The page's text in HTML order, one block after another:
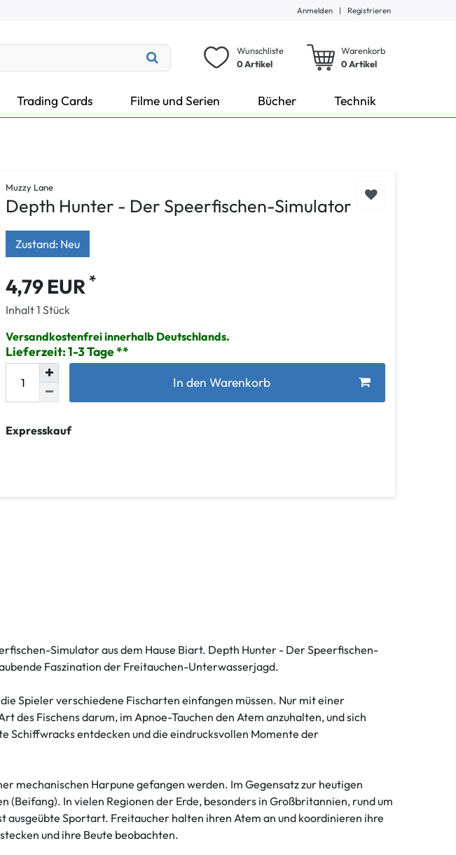
Anmelden | Registrieren
Wunschliste
0 Artikel
Warenkorb
0Artikel
Trading Cards Filme und Serien Bücher Technik
Muzzy Lane
Depth Hunter - Der Speerfischen-Simulator
Zustand: Neu
4,79 EUR *
Inhalt1 Stück
Versandkostenfrei innerhalb Deutschlands.
Lieferzeit: 1-3 Tage
In den Warenkorb
Expresskauf
Simulator aus dem Hause Biart. Depth Hunter - Der Speerfischen-
Faszination der Freitauchen-Unterwasserjagd.
Spieler verschiedene Fischarten einfangen müssen. Nur mit einer
des Fischens darum, im Apnoe-Tauchen den Atem anzuhalten, und sich
Schiffwracks entdecken und die eindrucksvollen Momente der
mechanischen Harpune gefangen werden. Im Gegensatz zur heutigen
In vielen Regionen der Erde, besonders in Großbritannien, rund um
Sportart. Freitaucher halten ihren Atem an und koordinieren ihre
und ihre Beute beobachten.